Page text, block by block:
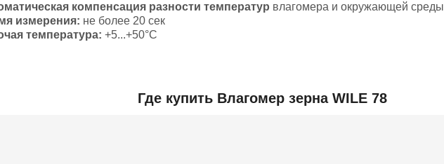
компенсация разности температур влагомера и окружающей среды
измерения: не более 20 сек
температура:+5...+50°С
Добавить отзывГде купить Влагомер зерна WILE 78